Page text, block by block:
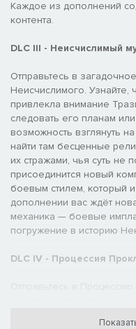
Каждое из дополнений
контента.
DLC III - Неисчислимый
Отправьтесь в
Неисчислимого. Узнайте,
привлекла внимание
следовать его планам
возможность взглянуть
найти там бесценные
их стражами, чья суть не
присоединится новый
боевым стилем, который
дополнении вас ждёт
механика — боевые
погружение в историю
DLC IV - Процессия